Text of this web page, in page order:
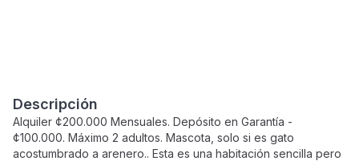
Descripción
Alquiler ¢200.000 Mensuales. Depósito en Garantía -
¢100.000. Máximo 2 adultos. Mascota, solo si es gato
acostumbrado a arenero.. Esta es una habitación sencilla pero